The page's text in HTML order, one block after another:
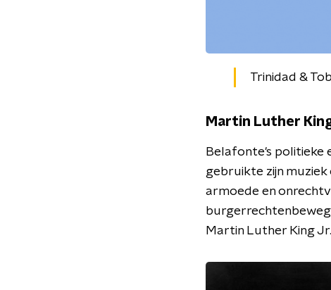
Trinidad &
Martin Luther
Belafonte's politieke
gebruikte zijn muziek
armoede en
Martin Luther King